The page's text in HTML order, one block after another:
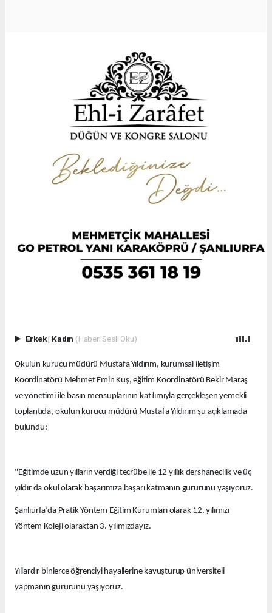
Erkek| Kadın (Haberi Sesli Oku)
Okulun kurucu müdürü Mustafa Yıldırım, kurumsal iletişim
Koordinatörü Mehmet Emin Kuş, eğitim Koordinatörü Bekir Maraş
ve yönetimi ile basın mensuplarının katılımıyla gerçekleşen yemekli
toplantıda, okulun kurucu müdürü Mustafa Yıldırım şu açıklamada
bulundu:
"Eğitimde uzun yılların verdiği tecrübe ile 12 yıllık dershanecilik ve üç
yıldır da okul olarak başarımıza başarı katmanın gururunu yaşıyoruz.
Şanlıurfa’da Pratik Yöntem Eğitim Kurumları olarak 12. yılımızı
Yöntem Koleji olaraktan 3. yılımızdayız.
Yıllardır binlerce öğrenciyi hayallerine kavuşturup üniversiteli
yapmanın gururunu yaşıyoruz.